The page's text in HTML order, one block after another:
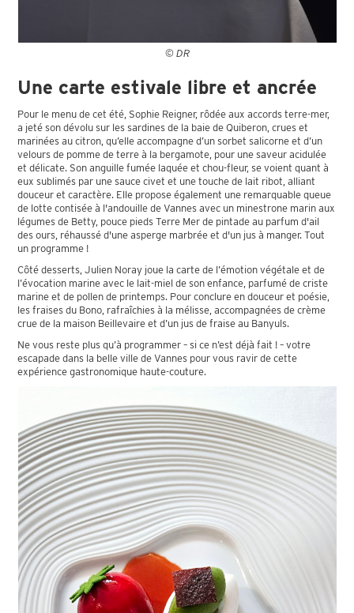
© DR
Une carte estivale libre et ancrée
Pour le menu de cet été, Sophie Reigner, rôdée aux accords terre-mer,
a jeté son dévolu sur les sardines de la baie de Quiberon, crues et
marinées au citron, qu’elle accompagne d’un sorbet salicorne et d’un
velours de pomme de terre à la bergamote, pour une saveur acidulée
et délicate. Son anguille fumée laquée et chou-fleur, se voient quant à
eux sublimés par une sauce civet et une touche de lait ribot, alliant
douceur et caractère. Elle propose également une remarquable queue
de lotte contisée à l'andouille de Vannes avec un minestrone marin aux
légumes de Betty, pouce pieds Terre Mer de pintade au parfum d'ail
des ours, réhaussé d'une asperge marbrée et d'un jus à manger. Tout
un programme !
Côté desserts, Julien Noray joue la carte de l’émotion végétale et de
l’évocation marine avec le lait-miel de son enfance, parfumé de criste
marine et de pollen de printemps. Pour conclure en douceur et poésie,
les fraises du Bono, rafraîchies à la mélisse, accompagnées de crème
crue de la maison Beillevaire et d’un jus de fraise au Banyuls.
Ne vous reste plus qu’à programmer – si ce n’est déjà fait ! – votre
escapade dans la belle ville de Vannes pour vous ravir de cette
expérience gastronomique haute-couture.